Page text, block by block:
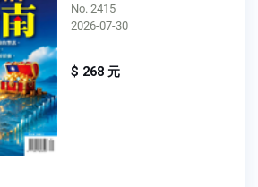
No. 2415
2026-07-30
$ 268 元